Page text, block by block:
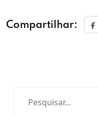
Compartilhar: